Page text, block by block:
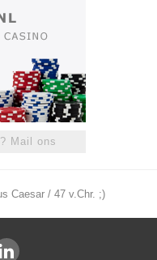
Mail ons
Caesar / 47 v.Chr. ;)